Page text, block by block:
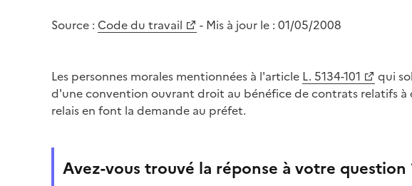
Source : Code du travail - Mis à jour le : 01/05/2008
Les personnes morales mentionnées à l'article L. 5134-101
qui
d'une convention ouvrant droit au bénéfice de contrats relatifs à
relais en font la demande au préfet.
Avez-vous trouvé la réponse à votre question